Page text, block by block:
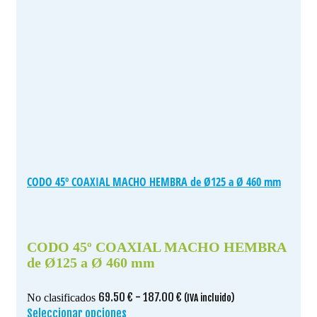
CODO 45º COAXIAL MACHO HEMBRA de Ø125 a Ø 460 mm
CODO 45º COAXIAL MACHO HEMBRA
de Ø125 a Ø 460 mm
No clasificados 69.50 € - 187.00 € Rango
(IVA incluido)
Seleccionar opciones